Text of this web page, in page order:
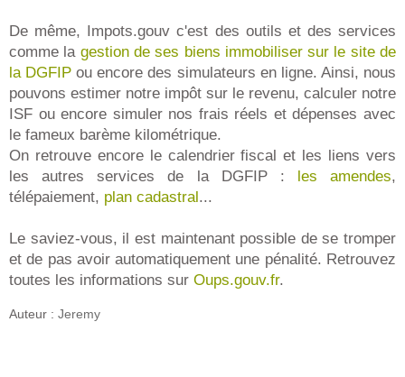
De même, Impots.gouv c'est des outils et des services
comme la gestion de ses biens immobiliser sur le site de
la DGFIP ou encore des simulateurs en ligne. Ainsi, nous
pouvons estimer notre impôt sur le revenu, calculer notre
ISF ou encore simuler nos frais réels et dépenses avec
le fameux barème kilométrique.
On retrouve encore le calendrier fiscal et les liens vers
les autres services de la DGFIP :
les amendes,
télépaiement, plan cadastral ...
Le saviez-vous, il est maintenant possible de se tromper
et de pas avoir automatiquement une pénalité. Retrouvez
toutes les informations sur Oups.gouv.fr.
Auteur : Jeremy